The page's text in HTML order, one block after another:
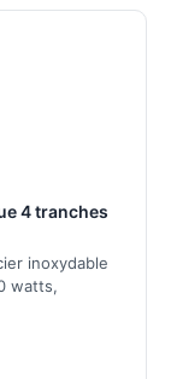
4 tranches
inoxydable
watts,